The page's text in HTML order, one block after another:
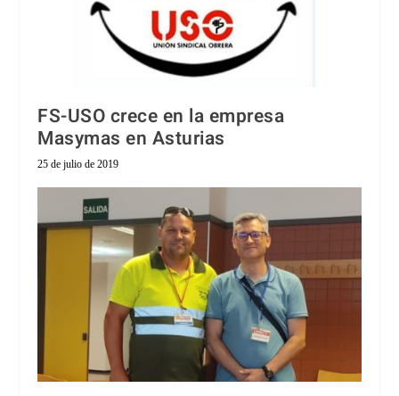
FS-USO crece en la empresa
Masymas en Asturias
25 de julio de 2019